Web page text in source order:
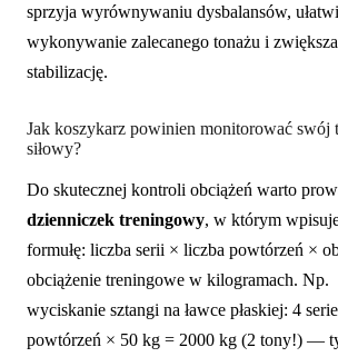
sprzyja wyrównywaniu dysbalansów,
wykonywanie zalecanego tonażu i zwiększa
stabilizację.
Jak koszykarz powinien monitorować swój
siłowy?
Do skutecznej kontroli obciążeń warto
dzienniczek treningowy, w którym
formułę: liczba serii × liczba powtórzeń ×
obciążenie treningowe w kilogramach. Np.
wyciskanie sztangi na ławce płaskiej: 4
powtórzeń × 50 kg = 2000 kg (2 tony!) —